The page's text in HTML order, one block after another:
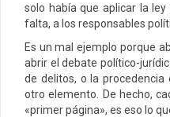
solo había que aplicar la
falta, a los responsables
Es un mal ejemplo porque
abrir el debate político-
de delitos, o la
otro elemento. De hecho,
«primer página», es eso lo